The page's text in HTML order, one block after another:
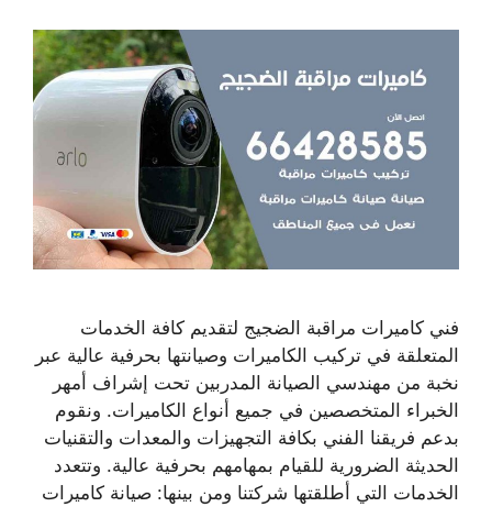
فني كاميرات مراقبة الضجيج لتقديم كافة الخدمات
المتعلقة في تركيب الكاميرات وصيانتها بحرفية عالية عبر
نخبة من مهندسي الصيانة المدربين تحت إشراف أمهر
الخبراء المتخصصين في جميع أنواع الكاميرات. ونقوم
بدعم فريقنا الفني بكافة التجهيزات والمعدات والتقنيات
الحديثة الضرورية للقيام بمهامهم بحرفية عالية. وتتعدد
الخدمات التي أطلقتها شركتنا ومن بينها: صيانة كاميرات